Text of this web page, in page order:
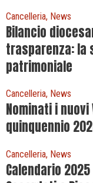
Cancelleria, News
Bilancio
trasparenza: la
patrimoniale
Cancelleria, News
Nominati i
quinquennio
Cancelleria, News
Calendario